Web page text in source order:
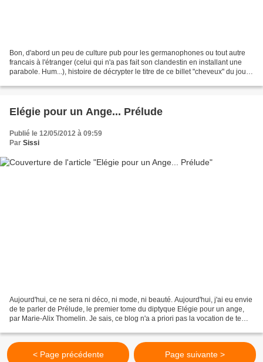
Bon, d'abord un peu de culture pub pour les germanophones ou tout autre
francais à l'étranger (celui qui n'a pas fait son clandestin en installant une
parabole. Hum...), histoire de décrypter le titre de ce billet "cheveux" du jour :
Elégie pour un Ange... Prélude
Publié le 12/05/2012 à 09:59
Par Sissi
Aujourd'hui, ce ne sera ni déco, ni mode, ni beauté. Aujourd'hui, j'ai eu envie
de te parler de Prélude, le premier tome du diptyque Elégie pour un ange,
par Marie-Alix Thomelin. Je sais, ce blog n'a a priori pas la vocation de te
< Page précédente Page suivante >